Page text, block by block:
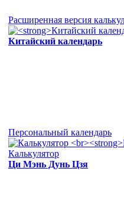
Расширенная версия
Китайский календарь
Персональный календарь
Калькулятор
Ци Мэнь Дунь Цзя